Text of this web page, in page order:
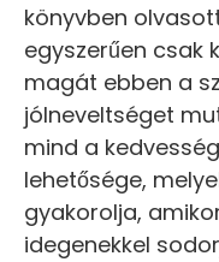
könyvben
egyszerűen csak
magát ebben a
jólneveltséget
mind a
lehetősége,
gyakorolja,
idegenekkel